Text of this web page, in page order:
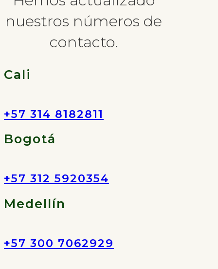
nuestros números de
contacto.
Cali
+57 314 8182811
Bogotá
+57 312 5920354
Medellín
+57 300 7062929